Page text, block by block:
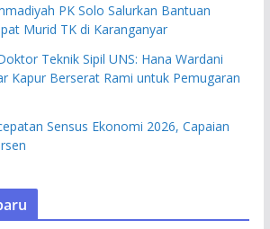
PK Solo Salurkan Bantuan
Murid TK di Karanganyar
Teknik Sipil UNS: Hana Wardani
Kapur Berserat Rami untuk Pemugaran
Sensus Ekonomi 2026, Capaian